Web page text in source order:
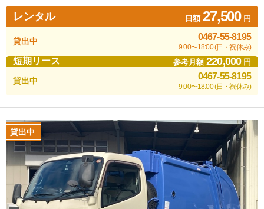
レンタル 日額27,500円
貸出中 0467-55-8195
9:00〜18:00 (日・祝休み)
短期リース 参考月額220,000円
貸出中 0467-55-8195
9:00〜18:00 (日・祝休み)
貸出中